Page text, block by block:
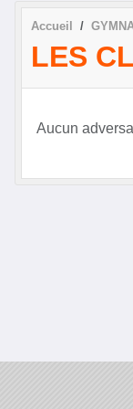
Accueil
LES
Aucun